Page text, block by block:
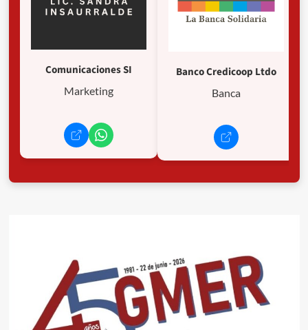
Comunicaciones SI
Marketing
Banco Credicoop Ltdo
Banca